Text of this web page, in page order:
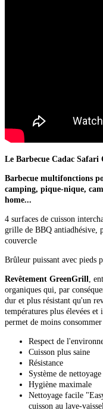
Le Barbecue Cadac Safari
Barbecue multifonctions
camping, pique-nique,
home...
4 surfaces de cuisson
grille de BBQ antiadhésive,
couvercle
Brûleur puissant avec
Revêtement GreenGrill,
organiques qui, par
dur et plus résistant qu'un
températures plus élevées
permet de moins
Respect de
Cuisson plus saine
Résistance
Système de
Hygiène maximale
Nettoyage facile
cuisson au lave-